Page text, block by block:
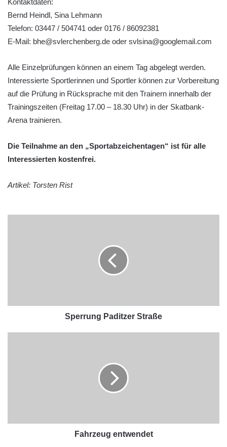
Kontaktdaten:
Bernd Heindl, Sina Lehmann
Telefon: 03447 / 504741 oder 0176 / 86092381
E-Mail: bhe@svlerchenberg.de oder svlsina@googlemail.com
Alle Einzelprüfungen können an einem Tag abgelegt werden.
Interessierte Sportlerinnen und Sportler können zur Vorbereitung
auf die Prüfung in Rücksprache mit den Trainern innerhalb der
Trainingszeiten (Freitag 17.00 – 18.30 Uhr) in der Skatbank-
Arena trainieren.
Die Teilnahme an den „Sportabzeichentagen“ ist für alle
Interessierten kostenfrei.
Artikel: Torsten Rist
Sperrung Paditzer Straße
Fahrzeug entwendet